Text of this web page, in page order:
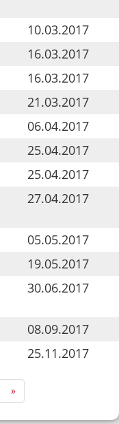
10.03.2017
16.03.2017
16.03.2017
21.03.2017
06.04.2017
25.04.2017
25.04.2017
27.04.2017
05.05.2017
19.05.2017
30.06.2017
08.09.2017
25.11.2017
»